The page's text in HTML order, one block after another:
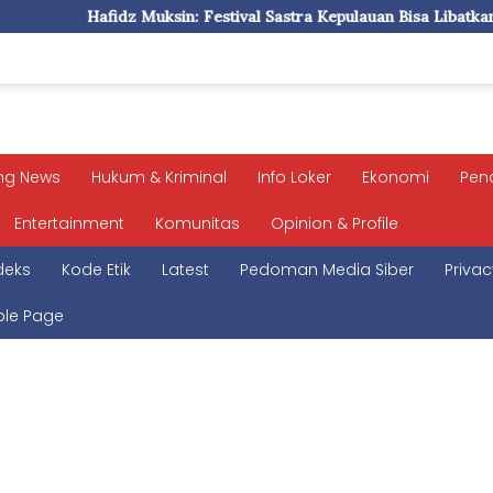
Festival Sastra Kepulauan Bisa Libatkan Pelajar Asing
News Hukum & Kriminal Info Loker Ekonomi
Entertainment Komunitas Opinion & Profile
Kode Etik Latest Pedoman Media Siber
Page